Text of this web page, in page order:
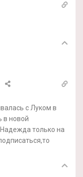
с Луком в
в новой
только на